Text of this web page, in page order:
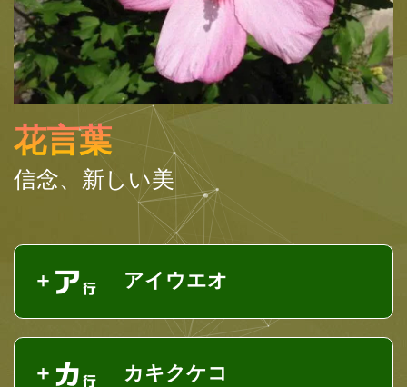
花言葉
信念、新しい美
アイウエオ
カキクケコ